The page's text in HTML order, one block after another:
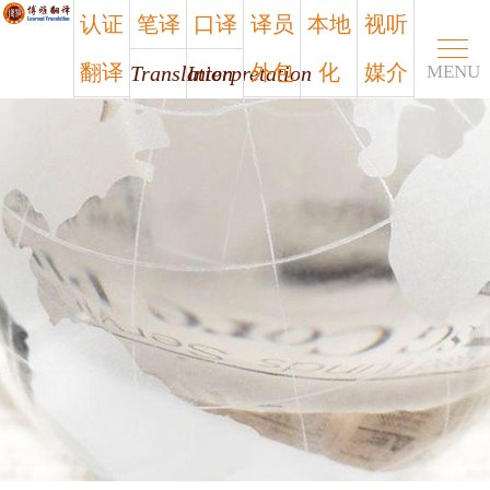
认证
翻译
Certified
翻译
笔译
Translation
笔译
口译
Interpretation
口译
译员
外包
Outsourcing
外包
本地
化
Localization
视听
媒介
Media
视听
媒介
MENU